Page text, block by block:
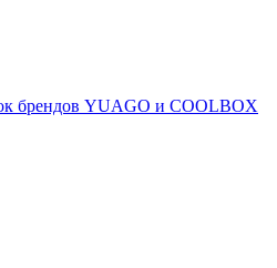
брендов YUAGO и COOLBOX